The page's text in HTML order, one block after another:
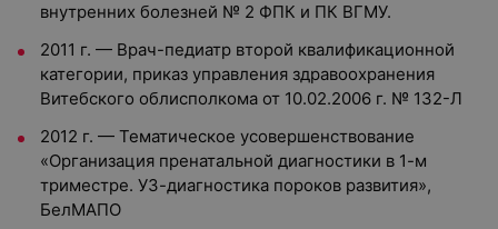
внутренних болезней № 2 ФПК и ПК ВГМУ.
2011 г. — Врач-педиатр второй квалификационной
категории, приказ управления здравоохранения
Витебского облисполкома от 10.02.2006 г. № 132-Л
2012 г. — Тематическое усовершенствование
«Организация пренатальной диагностики в 1-м
триместре. УЗ-диагностика пороков развития»,
БелМАПО